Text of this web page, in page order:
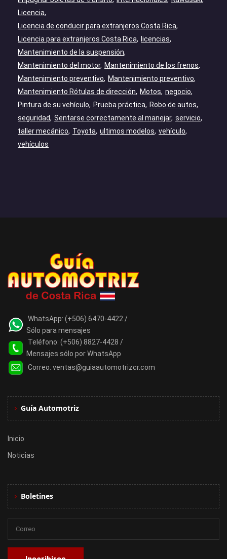
Licencia
Licencia de conducir para extranjeros Costa Rica
Licencia para extranjeros Costa Rica
licencias
Mantenimiento de la suspensión
Mantenimiento del motor
Mantenimiento de los frenos
Mantenimiento preventivo
Mantenimiento preventivo
Mantenimiento Rótulas de dirección
Motos negocio
Pintura de su vehículo
Prueba práctica
Robo de autos
seguridad
Sentarse correctamente al manejar servicio
taller mecánico
Toyota ultimos modelos vehículo
vehículos
WhatsApp: (+506) 6470-4422 /
Sólo para mensajes
Teléfono: (+506) 8827-4428 /
Mensajes sólo por WhatsApp
Correo: ventas@guiaautomotrizcr.com
Guía Automotriz
Inicio
Noticias
Boletines